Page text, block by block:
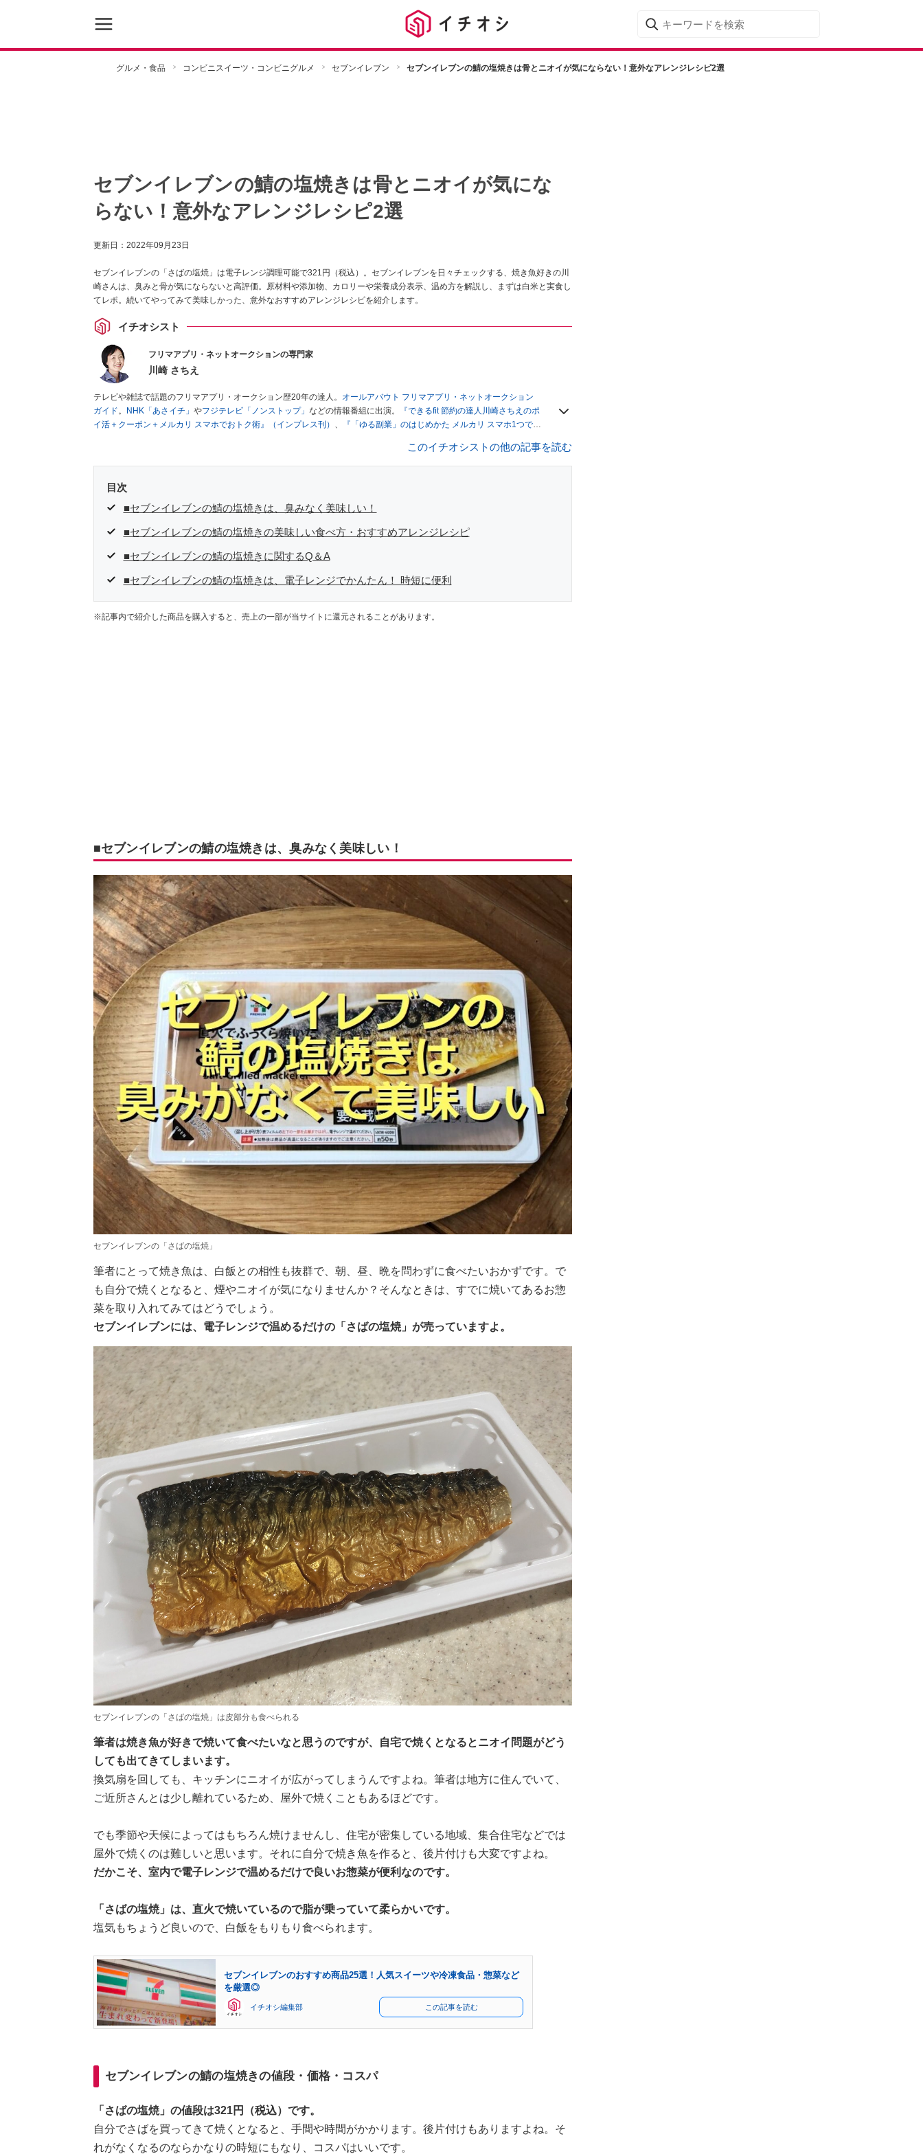
グルメ・食品 コンビニスイーツ・コンビニグルメ セブンイレブン セブンイレブンの鯖の塩焼きは骨とニオイが気にならない！意外なアレンジレシピ2選
セブンイレブンの鯖の塩焼きは骨とニオイが気にな
らない！意外なアレンジレシピ2選
更新日： 2022年09月23日
セブンイレブンの「さばの塩焼」は電子レンジ調理可能で321円（税込）。セブンイレブンを日々チェックする、焼き魚好きの川
崎さんは、臭みと骨が気にならないと高評価。原材料や添加物、カロリーや栄養成分表示、温め方を解説し、まずは白米と実食し
てレポ。続いてやってみて美味しかった、意外なおすすめアレンジレシピを紹介します。
イチオシスト
フリマアプリ・ネットオークションの専門家
川崎 さちえ
テレビや雑誌で話題のフリマアプリ・オークション歴20年の達人。
オールアバウト フリマアプリ・ネットオークション
ガイド。 NHK「あさイチ」 やフジテレビ「ノンストップ」 などの情報番組に出演。
『できるfit 節約の達人川崎さちえのポ
イ活＋クーポン＋メルカリ スマホでおトク術』（インプレス刊） 、
『「ゆる副業」のはじめかた メルカリ スマホ1つでス
■経歴：2003年、夫が子育てをするために、突然会社を辞める。翌月からの給料が０円になり、家にいながら、しかも空
いた時間でできるオークションに目をつける。しかし、取引の仕方がわからずに、まずは落札者として参加。その後、出
を生活の一部に取り入れるべく、「ネットオークションやフリマアプリは生活のインフラになる」という考えを持つ。ま
た消費税増税の社会においては、ネットオークションやフリマアプリが家計の救世主になりえると考え、業者とは違う視
このイチオシストの他の記事を読む
目次
■セブンイレブンの鯖の塩焼きは、臭みなく美味しい！
■セブンイレブンの鯖の塩焼きの美味しい食べ方・おすすめアレンジレシピ
■セブンイレブンの鯖の塩焼きに関するQ＆A
■セブンイレブンの鯖の塩焼きは、電子レンジでかんたん！ 時短に便利
※記事内で紹介した商品を購入すると、売上の一部が当サイトに還元されることがあります。
■セブンイレブンの鯖の塩焼きは、臭みなく美味しい！
セブンイレブンの「さばの塩焼」
筆者にとって焼き魚は、白飯との相性も抜群で、朝、昼、晩を問わずに食べたいおかずです。で
も自分で焼くとなると、煙やニオイが気になりませんか？そんなときは、すでに焼いてあるお惣
菜を取り入れてみてはどうでしょう。
セブンイレブンには、電子レンジで温めるだけの「さばの塩焼」が売っていますよ。
セブンイレブンの「さばの塩焼」は皮部分も食べられる
筆者は焼き魚が好きで焼いて食べたいなと思うのですが、自宅で焼くとなるとニオイ問題がどう
しても出てきてしまいます。
換気扇を回しても、キッチンにニオイが広がってしまうんですよね。筆者は地方に住んでいて、
ご近所さんとは少し離れているため、屋外で焼くこともあるほどです。
でも季節や天候によってはもちろん焼けませんし、住宅が密集している地域、集合住宅などでは
屋外で焼くのは難しいと思います。それに自分で焼き魚を作ると、後片付けも大変ですよね。
だかこそ、室内で電子レンジで温めるだけで良いお惣菜が便利なのです。
「さばの塩焼」は、直火で焼いているので脂が乗っていて柔らかいです。
塩気もちょうど良いので、白飯をもりもり食べられます。
セブンイレブンのおすすめ商品25選！人気スイーツや冷凍食品・惣菜など
を厳選◎
イチオシ編集部 この記事を読む
セブンイレブンの鯖の塩焼きの値段・価格・コスパ
「さばの塩焼」の値段は321円（税込）です。
自分でさばを買ってきて焼くとなると、手間や時間がかかります。後片付けもありますよね。そ
れがなくなるのならかなりの時短にもなり、コスパはいいです。